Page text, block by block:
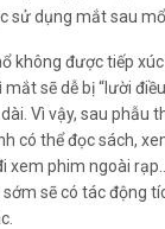
sử dụng mắt sau
không được tiếp
sẽ dễ bị “lười
Vì vậy, sau phẫu
có thể đọc sách,
xem phim ngoài
sẽ có tác động